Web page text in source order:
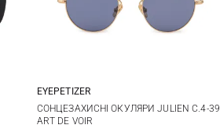
One size
EYEPETIZER
СОНЦЕЗАХИСНІ ОКУЛЯРИ JULIEN C.4-39
ART DE VOIR